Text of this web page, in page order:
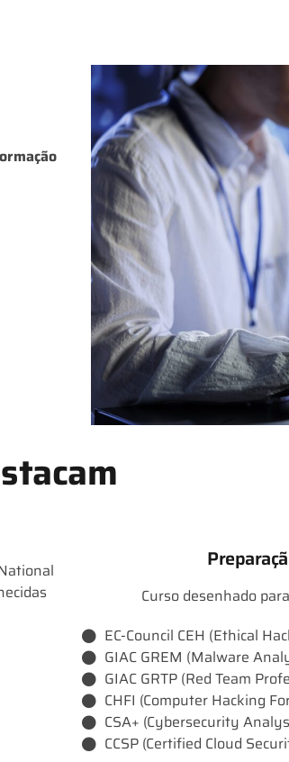
Curso desenhado
EC-Council CEH (Ethical
GIAC GREM (Malware
GIAC GRTP (Red Team
CHFI (Computer Hacking
CSA+ (Cybersecurity
CCSP (Certified Cloud